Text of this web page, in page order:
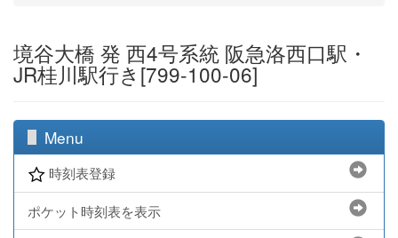
境谷大橋 発 西4号系統 阪急洛西口駅・
JR桂川駅行き[799-100-06]
Menu
時刻表登録
ポケット時刻表を表示